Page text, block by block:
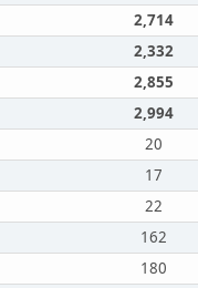
2,714
2,332
2,855
2,994
20
17
22
162
180